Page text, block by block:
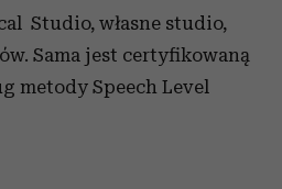
Studio, własne studio,
Sama jest certyfikowaną
metody Speech Level